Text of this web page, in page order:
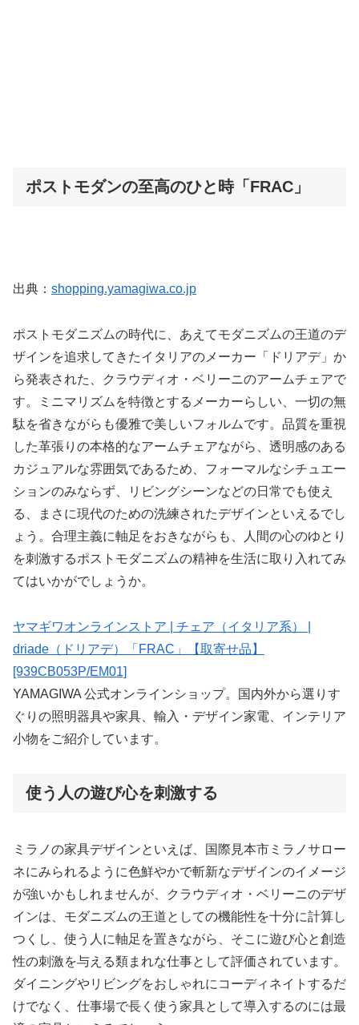
ポストモダンの至高のひと時「FRAC」
出典： shopping.yamagiwa.co.jp
ポストモダニズムの時代に、あえてモダニズムの王道のデ
ザインを追求してきたイタリアのメーカー「ドリアデ」か
ら発表された、クラウディオ・ベリーニのアームチェアで
す。ミニマリズムを特徴とするメーカーらしい、一切の無
駄を省きながらも優雅で美しいフォルムです。品質を重視
した革張りの本格的なアームチェアながら、透明感のある
カジュアルな雰囲気であるため、フォーマルなシチュエー
ションのみならず、リビングシーンなどの日常でも使え
る、まさに現代のための洗練されたデザインといえるでし
ょう。合理主義に軸足をおきながらも、人間の心のゆとり
を刺激するポストモダニズムの精神を生活に取り入れてみ
てはいかがでしょうか。
ヤマギワオンラインストア | チェア（イタリア系） |
driade（ドリアデ）「FRAC」【取寄せ品】
[939CB053P/EM01]
YAMAGIWA 公式オンラインショップ。国内外から選りす
ぐりの照明器具や家具、輸入・デザイン家電、インテリア
小物をご紹介しています。
使う人の遊び心を刺激する
ミラノの家具デザインといえば、国際見本市ミラノサロー
ネにみられるように色鮮やかで斬新なデザインのイメージ
が強いかもしれませんが、クラウディオ・ベリーニのデザ
インは、モダニズムの王道としての機能性を十分に計算し
つくし、使う人に軸足を置きながら、そこに遊び心と創造
性の刺激を与える類まれな仕事として評価されています。
ダイニングやリビングをおしゃれにコーディネイトするだ
けでなく、仕事場で長く使う家具として導入するのには最